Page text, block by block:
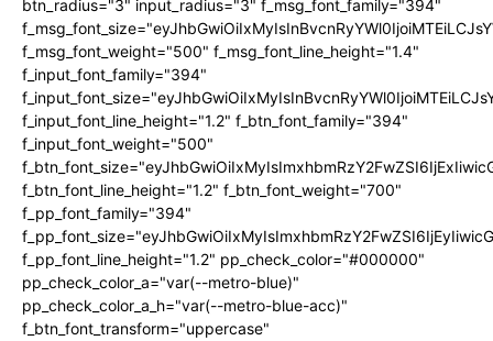
btn_radius="3" input_radius="3" f_msg_font_family="394"
f_msg_font_weight="500" f_msg_font_line_height="1.4"
f_input_font_family="394"
f_input_font_line_height="1.2" f_btn_font_family="394"
f_input_font_weight="500"
f_btn_font_line_height="1.2" f_btn_font_weight="700"
f_pp_font_family="394"
f_pp_font_line_height="1.2" pp_check_color="#000000"
pp_check_color_a="var(--metro-blue)"
pp_check_color_a_h="var(--metro-blue-acc)"
f_btn_font_transform="uppercase"